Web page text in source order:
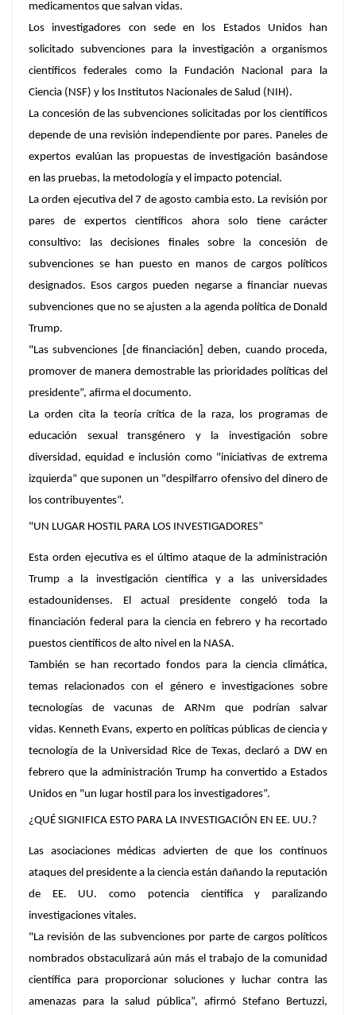
medicamentos que salvan vidas.
Los investigadores con sede en los Estados Unidos han
solicitado subvenciones para la investigación a organismos
científicos federales como la Fundación Nacional para la
Ciencia (NSF) y los Institutos Nacionales de Salud (NIH).
La concesión de las subvenciones solicitadas por los científicos
depende de una revisión independiente por pares. Paneles de
expertos evalúan las propuestas de investigación basándose
en las pruebas, la metodología y el impacto potencial.
La orden ejecutiva del 7 de agosto cambia esto. La revisión por
pares de expertos científicos ahora solo tiene carácter
consultivo: las decisiones finales sobre la concesión de
subvenciones se han puesto en manos de cargos políticos
designados. Esos cargos pueden negarse a financiar nuevas
subvenciones que no se ajusten a la agenda política de Donald
Trump.
"Las subvenciones [de financiación] deben, cuando proceda,
promover de manera demostrable las prioridades políticas del
presidente”, afirma el documento.
La orden cita la teoría crítica de la raza, los programas de
educación sexual transgénero y la investigación sobre
diversidad, equidad e inclusión como "iniciativas de extrema
izquierda” que suponen un "despilfarro ofensivo del dinero de
los contribuyentes”.
"UN LUGAR HOSTIL PARA LOS INVESTIGADORES”
Esta orden ejecutiva es el último ataque de la administración
Trump a la investigación científica y a las universidades
estadounidenses. El actual presidente congeló toda la
financiación federal para la ciencia en febrero y ha recortado
puestos científicos de alto nivel en la NASA.
También se han recortado fondos para la ciencia climática,
temas relacionados con el género e investigaciones sobre
tecnologías de vacunas de ARNm que podrían salvar
vidas. Kenneth Evans, experto en políticas públicas de ciencia y
tecnología de la Universidad Rice de Texas, declaró a DW en
febrero que la administración Trump ha convertido a Estados
Unidos en "un lugar hostil para los investigadores”.
¿QUÉ SIGNIFICA ESTO PARA LA INVESTIGACIÓN EN EE. UU.?
Las asociaciones médicas advierten de que los continuos
ataques del presidente a la ciencia están dañando la reputación
de EE. UU. como potencia científica y paralizando
investigaciones vitales.
"La revisión de las subvenciones por parte de cargos políticos
nombrados obstaculizará aún más el trabajo de la comunidad
científica para proporcionar soluciones y luchar contra las
amenazas para la salud pública”, afirmó Stefano Bertuzzi,